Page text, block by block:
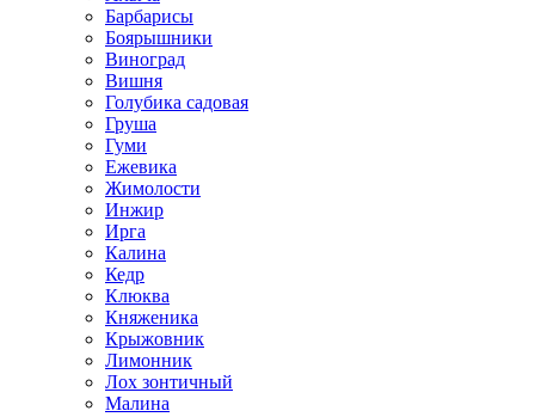
Барбарисы
Боярышники
Виноград
Вишня
Голубика садовая
Груша
Гуми
Ежевика
Жимолости
Инжир
Ирга
Калина
Кедр
Клюква
Княженика
Крыжовник
Лимонник
Лох зонтичный
Малина